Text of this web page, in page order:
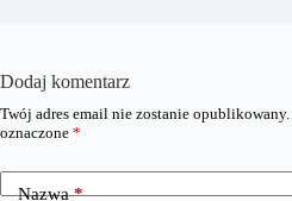
Dodaj komentarz
Twój adres email nie zostanie opublikowany.
oznaczone *
Nazwa*